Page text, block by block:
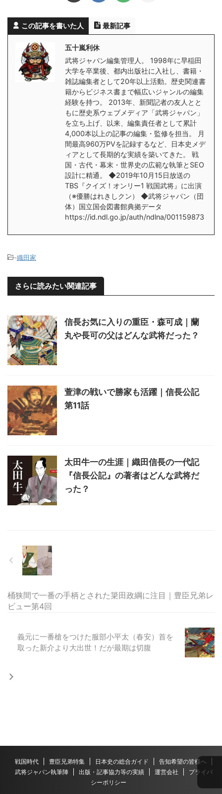
この記事を書いた人 最新記事
五十嵐利休
武将ジャパン編集管理人。 1998年に早稲田
大学を卒業後、都内出版社に入社し、書籍・
雑誌編集者として20年以上活動。歴史関連書
籍からビジネス書まで幅広いジャンルの編集
経験を持つ。 2013年、新聞記者の友人とと
もに歴史系ウェブメディア「武将ジャパン」
を立ち上げ、以来、編集責任者として累計
4,000本以上の記事の編集・監修を担当。 月
間最高960万PVを記録するなど、日本史メデ
ィアとして長期的な実績を築いてきた。 戦
国・古代・幕末・世界史の広範な執筆とSEO
設計に精通。 ◆2019年10月15日放送の
TBS『クイズ！オンリー1 戦国武将』に出演
（※優勝はれきしクン） ◆武将ジャパン（団
体）国立国会図書館典拠データ
https://id.ndl.go.jp/auth/ndlna/001159873
-織田家
さらに読みたい関連記事
信長お気に入りの重臣・森可成｜蘭
丸や長可の父はどんな武将だった？
萱津の戦いで勝家も活躍｜信長公記
第11話
太田牛一の生涯｜織田信長の一代記
『信長公記』の著者はどんな武将だ
った？
桶狭間で一番の手柄とされた簗田政綱に注目｜豊臣兄弟レ
ビュー第4回
義元に一番槍をつけた服部小平太（春安）首を
取った新介より大出世！だが最期は切腹
戦国時代 豊臣兄弟特集 日本史の総合ガイド
告知希望の皆様へ
武将ジャパン執筆陣
出版・記事協力等の実績 運営会社
プライバ
シーポリシー